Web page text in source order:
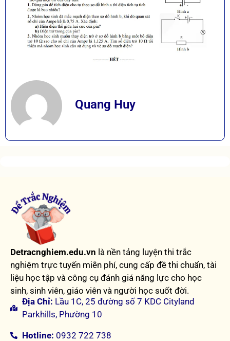
Quang Huy
Detracnghiem.edu.vn là nền tảng luyện thi trắc
nghiệm trực tuyến miễn phí, cung cấp đề thi chuẩn, tài
liệu học tập và công cụ đánh giá năng lực cho học
sinh, sinh viên, giáo viên và người học suốt đời.
Địa Chỉ: Lầu 1C, 25 đường số 7 KDC Cityland
Parkhills, Phường 10
Hotline: 0932 722 738